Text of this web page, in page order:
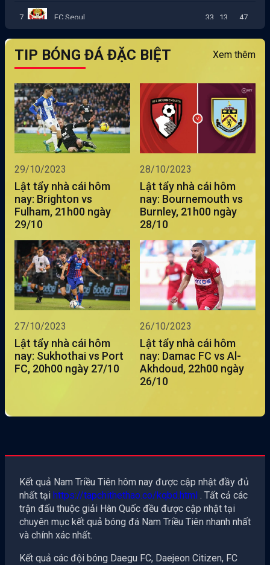
7 FC Seoul 33 13 47
8 Daejeon Citizen 33 45
10 Suwon FC -28 31
Gangwon FC
TIP BÓNG ĐÁ ĐẶC BIỆT Xem thêm
29/10/2023
Lật tẩy nhà cái hôm
nay: Brighton vs
Fulham, 21h00 ngày
29/10
28/10/2023
Lật tẩy nhà cái hôm
nay: Bournemouth vs
Burnley, 21h00 ngày
28/10
27/10/2023
Lật tẩy nhà cái hôm
nay: Sukhothai vs Port
FC, 20h00 ngày 27/10
26/10/2023
Lật tẩy nhà cái hôm
nay: Damac FC vs Al-
Akhdoud, 22h00 ngày
26/10
Kết quả Nam Triều Tiên hôm nay được cập nhật đầy đủ
nhất tại https://tapchithethao.co/kqbd.html . Tất cả các
trận đấu thuộc giải Hàn Quốc đều được cập nhật tại
chuyên mục kết quả bóng đá Nam Triều Tiên nhanh nhất
và chính xác nhất.
Kết quả các đội bóng Daegu FC, Daejeon Citizen, FC